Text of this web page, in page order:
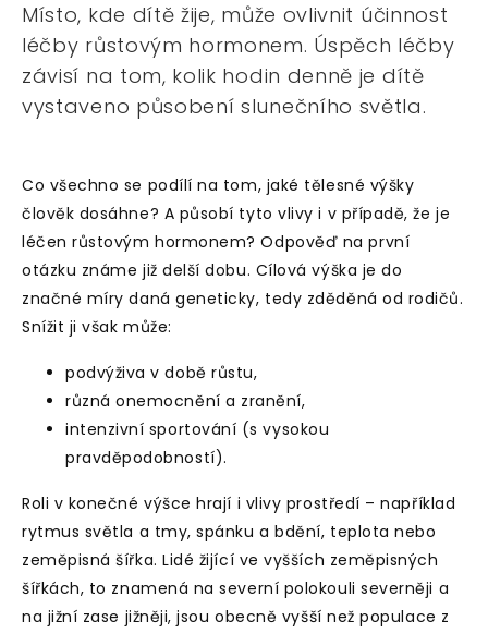
Místo, kde dítě žije, může ovlivnit účinnost
léčby růstovým hormonem. Úspěch léčby
závisí na tom, kolik hodin denně je dítě
vystaveno působení slunečního světla.
Co všechno se podílí na tom, jaké tělesné výšky
člověk dosáhne? A působí tyto vlivy i v případě, že je
léčen růstovým hormonem? Odpověď na první
otázku známe již delší dobu. Cílová výška je do
značné míry daná geneticky, tedy zděděná od rodičů.
Snížit ji však může:
podvýživa v době růstu,
různá onemocnění a zranění,
intenzivní sportování (s vysokou
pravděpodobností).
Roli v konečné výšce hrají i vlivy prostředí – například
rytmus světla a tmy, spánku a bdění, teplota nebo
zeměpisná šířka. Lidé žijící ve vyšších zeměpisných
šířkách, to znamená na severní polokouli severněji a
na jižní zase jižněji, jsou obecně vyšší než populace z